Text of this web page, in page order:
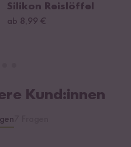
Silikon Reislöffel
ab 8,99 €
Kund:innen